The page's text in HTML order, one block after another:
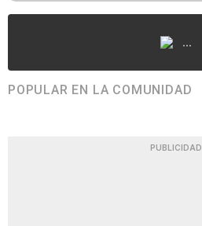
...
POPULAR EN LA COMUNIDAD
PUBLICIDAD